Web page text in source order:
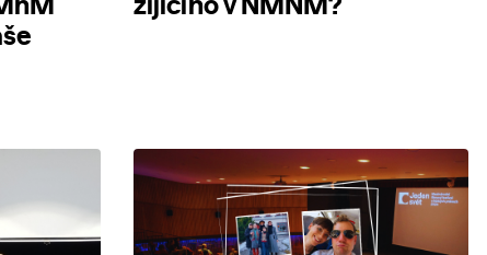
žijícího v NMNM?